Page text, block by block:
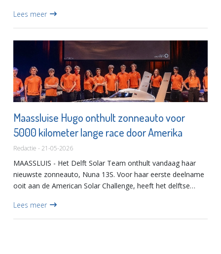
en duurzame s...
Lees meer
Maassluise Hugo onthult zonneauto voor
5000 kilometer lange race door Amerika
Redactie - 21-05-2026
MAASSLUIS - Het Delft Solar Team onthult vandaag haar
nieuwste zonneauto, Nuna 13S. Voor haar eerste deelname
ooit aan de American Solar Challenge, heeft het delftse
watergekoe...
Lees meer